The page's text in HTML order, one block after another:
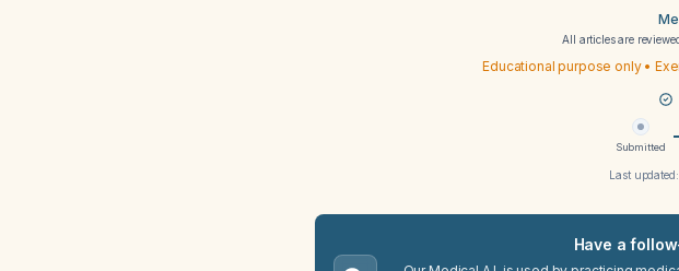
All articles are
Educational purpose only •
Submitted
Last
Have a